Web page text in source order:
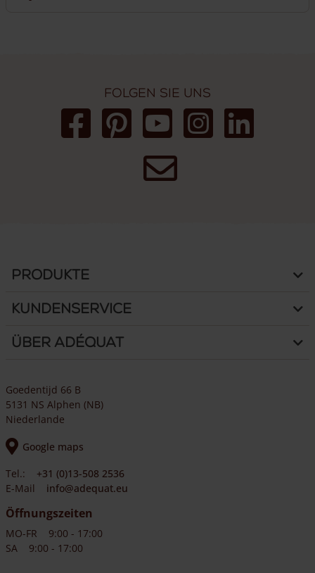
Folgen Sie uns
Produkte
Kundenservice
Über Adéquat
Goedentijd 66 B
5131 NS Alphen (NB)
Niederlande
Google maps
Tel.:
+31 (0)13-508 2536
E-Mail
info@adequat.eu
Öffnungszeiten
MO-FR
9:00 - 17:00
SA
9:00 - 17:00